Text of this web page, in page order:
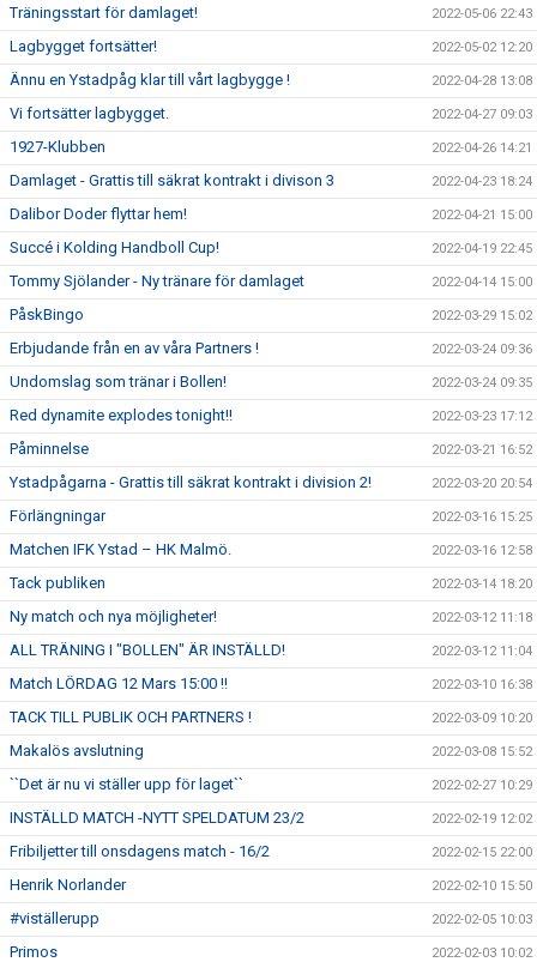
Träningsstart för damlaget! 2022-05-06 22:43
Lagbygget fortsätter! 2022-05-02 12:20
Ännu en Ystadpåg klar till vårt lagbygge ! 2022-04-28 13:08
Vi fortsätter lagbygget. 2022-04-27 09:03
1927-Klubben 2022-04-26 14:21
Damlaget - Grattis till säkrat kontrakt i divison 3 2022-04-23 18:24
Dalibor Doder flyttar hem! 2022-04-21 15:00
Succé i Kolding Handboll Cup! 2022-04-19 22:45
Tommy Sjölander - Ny tränare för damlaget 2022-04-14 15:00
PåskBingo 2022-03-29 15:02
Erbjudande från en av våra Partners ! 2022-03-24 09:36
Undomslag som tränar i Bollen! 2022-03-24 09:35
Red dynamite explodes tonight!! 2022-03-23 17:12
Påminnelse 2022-03-21 16:52
Ystadpågarna - Grattis till säkrat kontrakt i division 2! 2022-03-20 20:54
Förlängningar 2022-03-16 15:25
Matchen IFK Ystad – HK Malmö. 2022-03-16 12:58
Tack publiken 2022-03-14 18:20
Ny match och nya möjligheter! 2022-03-12 11:18
ALL TRÄNING I "BOLLEN" ÄR INSTÄLLD! 2022-03-12 11:04
Match LÖRDAG 12 Mars 15:00 !! 2022-03-10 16:38
TACK TILL PUBLIK OCH PARTNERS ! 2022-03-09 10:20
Makalös avslutning 2022-03-08 15:52
``Det är nu vi ställer upp för laget`` 2022-02-27 10:29
INSTÄLLD MATCH -NYTT SPELDATUM 23/2 2022-02-19 12:02
Fribiljetter till onsdagens match - 16/2 2022-02-15 22:00
Henrik Norlander 2022-02-10 15:50
#viställerupp 2022-02-05 10:03
Primos 2022-02-03 10:02